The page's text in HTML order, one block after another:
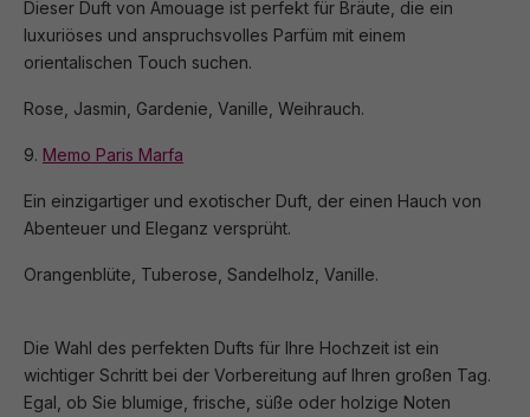
Dieser Duft von Amouage ist perfekt für Bräute, die ein
luxuriöses und anspruchsvolles Parfüm mit einem
orientalischen Touch suchen.
Rose, Jasmin, Gardenie, Vanille, Weihrauch.
9. Memo Paris Marfa
Ein einzigartiger und exotischer Duft, der einen Hauch von
Abenteuer und Eleganz versprüht.
Orangenblüte, Tuberose, Sandelholz, Vanille.
Die Wahl des perfekten Dufts für Ihre Hochzeit ist ein
wichtiger Schritt bei der Vorbereitung auf Ihren großen Tag.
Egal, ob Sie blumige, frische, süße oder holzige Noten